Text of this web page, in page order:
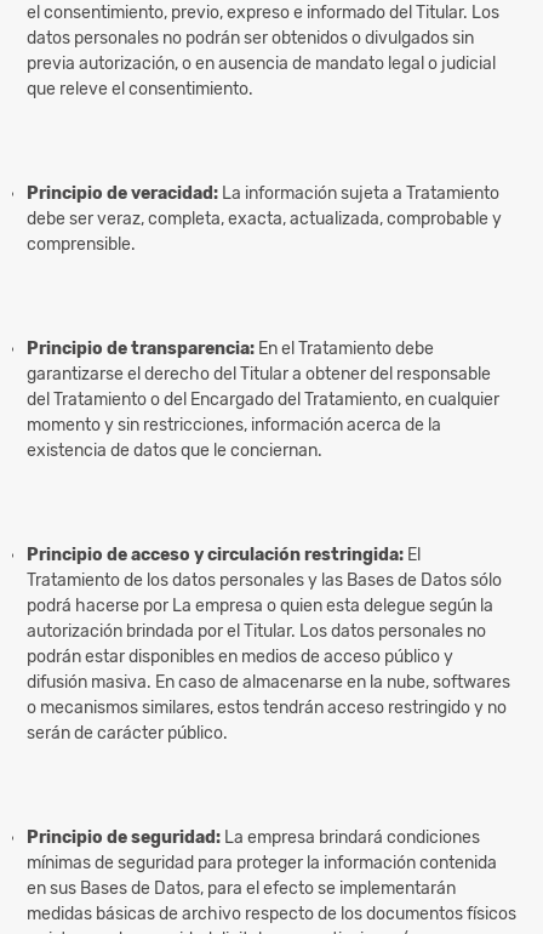
el consentimiento, previo, expreso e informado del Titular. Los
datos personales no podrán ser obtenidos o divulgados sin
previa autorización, o en ausencia de mandato legal o judicial
que releve el consentimiento.
Principio de veracidad: La información sujeta a Tratamiento
debe ser veraz, completa, exacta, actualizada, comprobable y
comprensible.
Principio de transparencia: En el Tratamiento debe
garantizarse el derecho del Titular a obtener del responsable
del Tratamiento o del Encargado del Tratamiento, en cualquier
momento y sin restricciones, información acerca de la
existencia de datos que le conciernan.
Principio de acceso y circulación restringida: El
Tratamiento de los datos personales y las Bases de Datos sólo
podrá hacerse por La empresa o quien esta delegue según la
autorización brindada por el Titular. Los datos personales no
podrán estar disponibles en medios de acceso público y
difusión masiva. En caso de almacenarse en la nube, softwares
o mecanismos similares, estos tendrán acceso restringido y no
serán de carácter público.
Principio de seguridad: La empresa brindará condiciones
mínimas de seguridad para proteger la información contenida
en sus Bases de Datos, para el efecto se implementarán
medidas básicas de archivo respecto de los documentos físicos